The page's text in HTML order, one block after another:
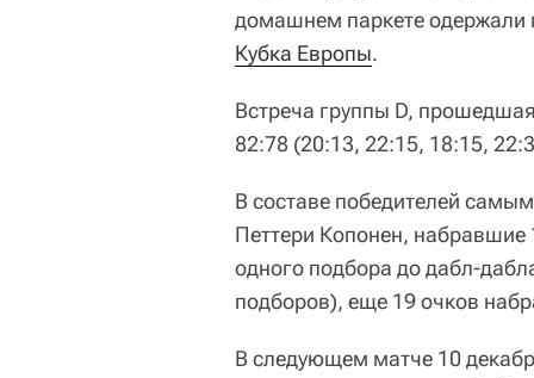
домашнем паркете одержали
Кубка Европы.
Встреча группы D,
82:78 (20:13, 22:15, 18:15,
В составе победителей
Петтери Копонен, набравшие
одного подбора до дабл-
подборов), еще 19 очков
В следующем матче 10